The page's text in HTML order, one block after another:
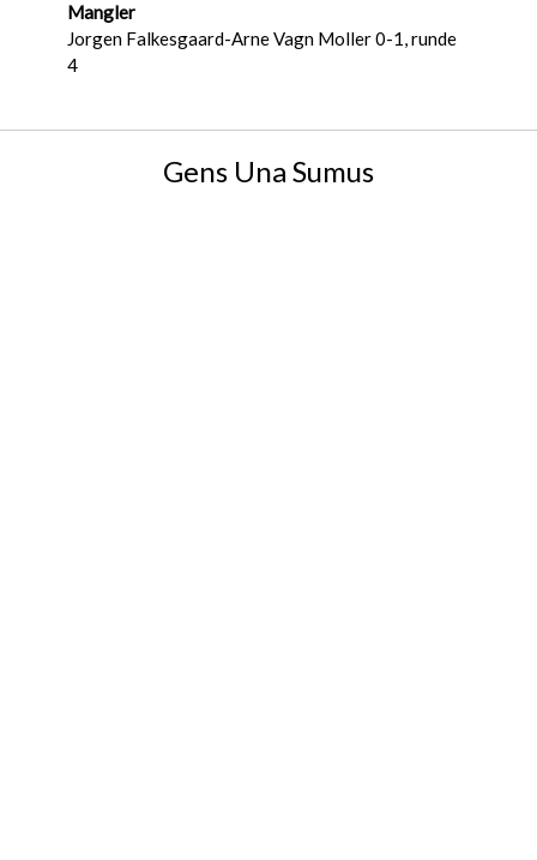
Mangler
Jorgen Falkesgaard-Arne Vagn Moller 0-1, runde
4
Gens Una Sumus